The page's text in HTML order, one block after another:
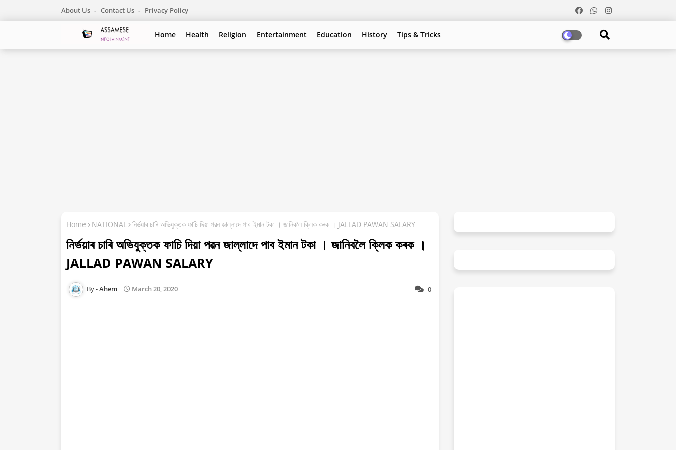
About Us Contact Us Privacy Policy
Home Health Religion Entertainment Education History Tips & Tricks
Home NATIONAL নিৰ্ভয়াৰ চাৰি অভিযুক্তক ফাচি দিয়া পৱন জাল্লাদে পাব ইমান টকা । জানিবলৈ ক্লিক কৰক । JALLAD PAWAN SALARY
নিৰ্ভয়াৰ চাৰি অভিযুক্তক ফাচি দিয়া পৱন জাল্লাদে পাব ইমান টকা । জানিবলৈ ক্লিক কৰক ।
JALLAD PAWAN SALARY
0
Ahem March 20, 2020